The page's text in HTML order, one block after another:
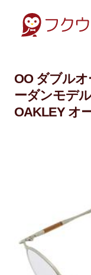
OO ダブル
ーダンモデ
OAKLEY オ